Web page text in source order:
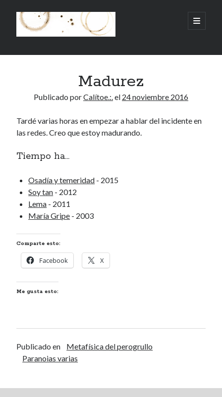
.:.Calito(h)eces.:.
abrir
menú
Barra
No compres, adopta
Tienen algo que decir:
Calítoe.:.enMI HÁMSTER
Renegibertaguen
Calítoe.:.enMaría Gripe
Calítoe.:.en
María Gripe
DanielaenMaría Gripe
Aburridos
AÑOS
Ciclotímica perdida
Madurez
Publicado porCalítoe.:.el 24 noviembre 2016
Tardé varias horas en empezar a hablar del incidente en
las redes. Creo que estoy madurando.
Tiempo ha...
Osadía y temeridad - 2015
Soy tan - 2012
Lema - 2011
María Gripe - 2003
Comparte esto:
Facebook X
Me gusta esto:
Publicado en
Metafísica del perogrullo
Paranoias varias